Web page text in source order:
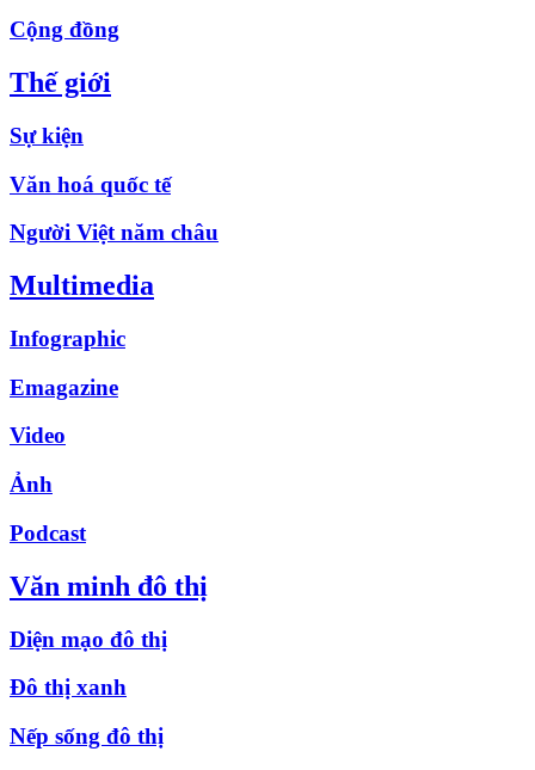
Cộng đồng
Thế giới
Sự kiện
Văn hoá quốc tế
Người Việt năm châu
Multimedia
Infographic
Emagazine
Video
Ảnh
Podcast
Văn minh đô thị
Diện mạo đô thị
Đô thị xanh
Nếp sống đô thị